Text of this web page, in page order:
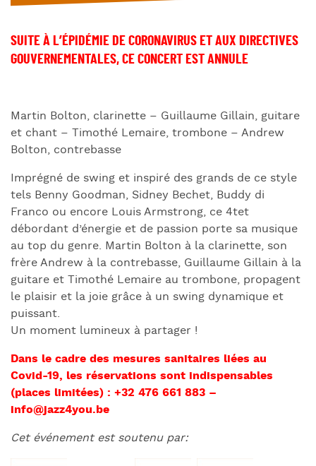
SUITE À L’ÉPIDÉMIE DE CORONAVIRUS ET AUX DIRECTIVES
GOUVERNEMENTALES, CE CONCERT EST ANNULE
Martin Bolton, clarinette – Guillaume Gillain, guitare
et chant – Timothé Lemaire, trombone – Andrew
Bolton, contrebasse
Imprégné de swing et inspiré des grands de ce style
tels Benny Goodman, Sidney Bechet, Buddy di
Franco ou encore Louis Armstrong, ce 4tet
débordant d’énergie et de passion porte sa musique
au top du genre. Martin Bolton à la clarinette, son
frère Andrew à la contrebasse, Guillaume Gillain à la
guitare et Timothé Lemaire au trombone, propagent
le plaisir et la joie grâce à un swing dynamique et
puissant.
Un moment lumineux à partager !
Dans le cadre des mesures sanitaires liées au
Covid-19, les réservations sont indispensables
(places limitées) : +32 476 661 883 –
info@jazz4you.be
Cet événement est soutenu par: